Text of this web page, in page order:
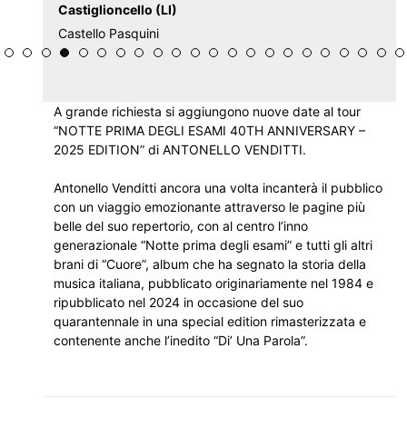
Castiglioncello (LI)
Castello Pasquini
A grande richiesta si aggiungono nuove date al tour
“NOTTE PRIMA DEGLI ESAMI 40TH ANNIVERSARY –
2025 EDITION” di ANTONELLO VENDITTI.
Antonello Venditti ancora una volta incanterà il pubblico
con un viaggio emozionante attraverso le pagine più
belle del suo repertorio, con al centro l’inno
generazionale “Notte prima degli esami” e tutti gli altri
brani di “Cuore”, album che ha segnato la storia della
musica italiana, pubblicato originariamente nel 1984 e
ripubblicato nel 2024 in occasione del suo
quarantennale in una special edition rimasterizzata e
contenente anche l’inedito “Di’ Una Parola”.